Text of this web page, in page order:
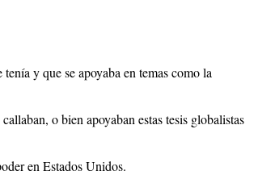
y que se apoyaba en temas como la
o bien apoyaban estas tesis globalistas
en Estados Unidos.